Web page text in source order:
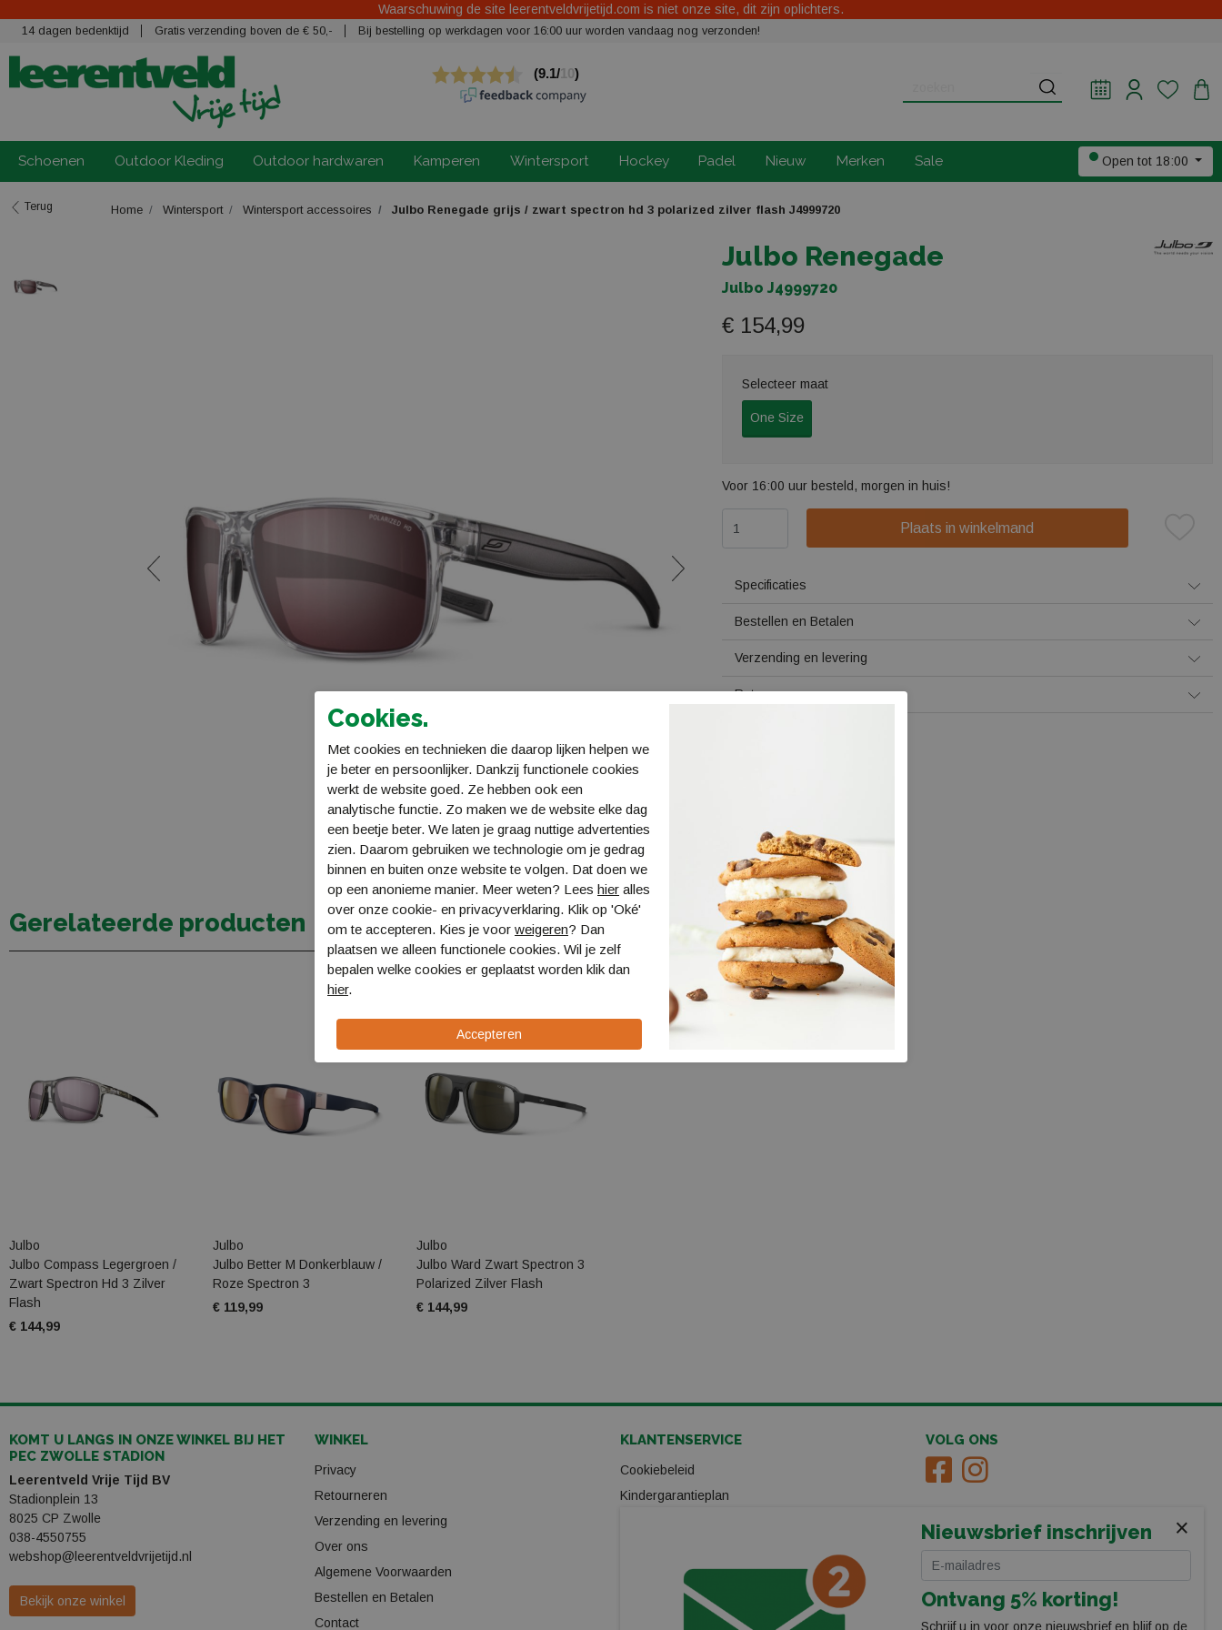
Waarschuwing de site leerentveldvrijetijd.com is niet onze site, dit zijn oplichters.
14 dagen bedenktijd Gratis verzending boven de € 50,- Bij bestelling op werkdagen voor 16:00 uur worden vandaag nog verzonden!
Schoenen Outdoor Kleding Outdoor hardwaren Kamperen Wintersport Hockey Padel Nieuw Merken Sale Open tot 18:00
Terug Home Wintersport Wintersport accessoires Julbo Renegade grijs / zwart spectron hd 3 polarized zilver flash J4999720
Julbo Renegade
Julbo J4999720
€ 154,99
Selecteer maat
One Size
Voor 16:00 uur besteld, morgen in huis!
Plaats in winkelmand
Specificaties
Bestellen en Betalen
Verzending en levering
Retourneren
Gerelateerde producten
Julbo
Julbo Compass Legergroen /
Zwart Spectron Hd 3 Zilver
Flash
€ 144,99
Julbo
Julbo Better M Donkerblauw /
Roze Spectron 3
€ 119,99
Julbo
Julbo Ward Zwart Spectron 3
Polarized Zilver Flash
€ 144,99
KOMT U LANGS IN ONZE WINKEL BIJ HET
PEC ZWOLLE STADION
Leerentveld Vrije Tijd BV
Stadionplein 13
8025 CP Zwolle
038-4550755
webshop@leerentveldvrijetijd.nl
Bekijk onze winkel
WINKEL
Privacy
Retourneren
Verzending en levering
Over ons
Algemene Voorwaarden
Bestellen en Betalen
Contact
KLANTENSERVICE
Cookiebeleid
Kindergarantieplan
Ski/Snowboard onderhoud
VOLG ONS
×
Nieuwsbrief inschrijven
Ontvang 5% korting!
Schrijf u in voor onze nieuwsbrief en blijf op de
Cookies.
Met cookies en technieken die daarop lijken helpen we
je beter en persoonlijker. Dankzij functionele cookies
werkt de website goed. Ze hebben ook een
analytische functie. Zo maken we de website elke dag
een beetje beter. We laten je graag nuttige advertenties
zien. Daarom gebruiken we technologie om je gedrag
binnen en buiten onze website te volgen. Dat doen we
op een anonieme manier. Meer weten? Lees hier alles
over onze cookie- en privacyverklaring. Klik op 'Oké'
om te accepteren. Kies je voor weigeren? Dan
plaatsen we alleen functionele cookies. Wil je zelf
bepalen welke cookies er geplaatst worden klik dan
hier.